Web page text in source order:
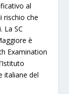
al
rischio che
La SC
è
Examination
italiane del